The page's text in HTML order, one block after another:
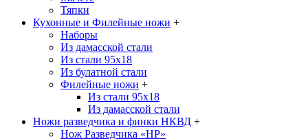
Тяпки
Кухонные и Филейные ножи +
Наборы
Из дамасской стали
Из стали 95х18
Из булатной стали
Филейные ножи +
Из стали 95х18
Из дамасской стали
Ножи разведчика и финки НКВД +
Нож Разведчика «НР»